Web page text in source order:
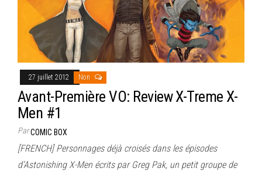
27 juillet 2012 Non
Avant-Première VO: Review X-Treme X-
Men #1
ParCOMIC BOX
[FRENCH] Personnages déjà croisés dans les épisodes
d’Astonishing X-Men écrits par Greg Pak, un petit groupe de